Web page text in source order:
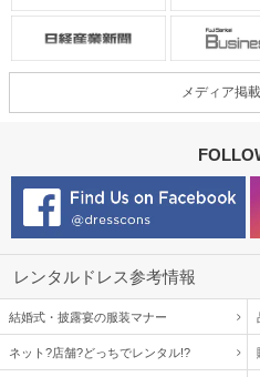
メディア掲
レンタルドレス参考情報
結婚式・披露宴の服装マナー
ネット?店舗?どっちでレンタル!?